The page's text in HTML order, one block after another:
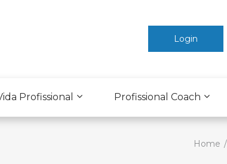
Login
Profissional Profissional Coach
Home